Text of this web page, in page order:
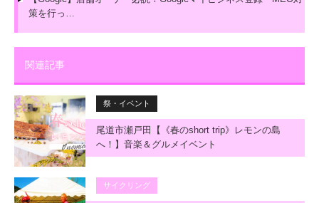
策を行っ…
関連記事
祭・イベント
尾道市瀬戸田【《春のshort trip》レモンの島
へ！】音楽＆グルメイベント
サイクリング